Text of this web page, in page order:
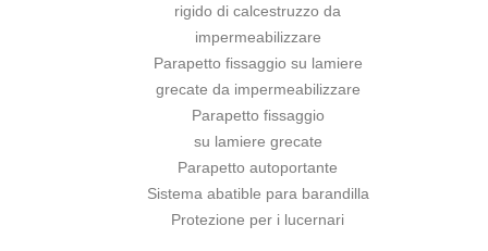
rigido di calcestruzzo da
impermeabilizzare
Parapetto fissaggio su lamiere
grecate da impermeabilizzare
Parapetto fissaggio
su lamiere grecate
Parapetto autoportante
Sistema abatible para barandilla
Protezione per i lucernari